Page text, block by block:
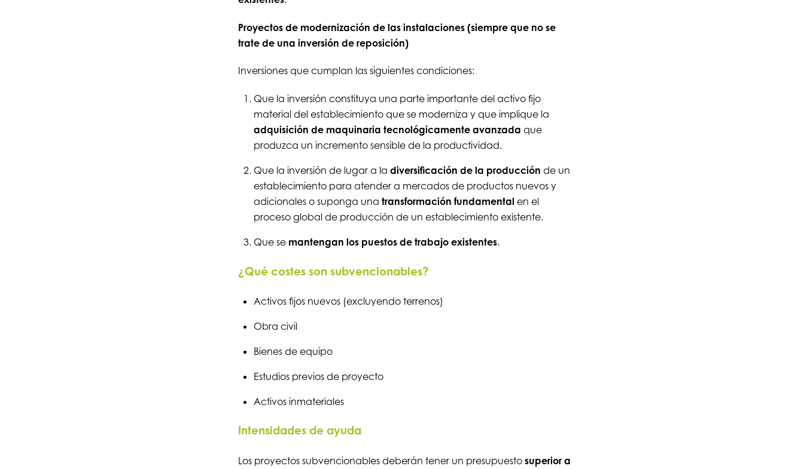
Proyectos de modernización de las instalaciones (siempre que no se
trate de una inversión de reposición)
Inversiones que cumplan las siguientes condiciones:
Que la inversión constituya una parte importante del activo fijo
material del establecimiento que se moderniza y que implique la
adquisición de maquinaria tecnológicamente avanzada que
produzca un incremento sensible de la productividad.
Que la inversión de lugar a la diversificación de la producción de un
establecimiento para atender a mercados de productos nuevos y
adicionales o suponga una transformación fundamental en el
proceso global de producción de un establecimiento existente.
Que se mantengan los puestos de trabajo existentes.
¿Qué costes son subvencionables?
Activos fijos nuevos (excluyendo terrenos)
Obra civil
Bienes de equipo
Estudios previos de proyecto
Activos inmateriales
Intensidades de ayuda
Los proyectos subvencionables deberán tener un presupuesto superior a